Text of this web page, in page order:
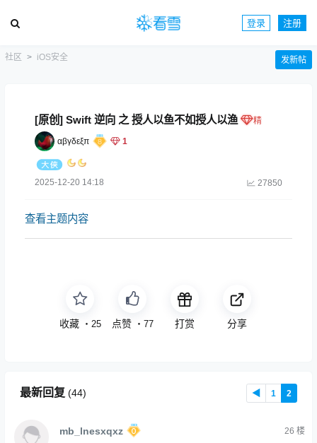
登录 注册
社区 iOS安全 发新帖
[原创] Swift 逆向 之 授人以鱼不如授人以渔
αβγδεξπ 1
2025-12-20 14:18 27850
查看主题内容
收藏 ・ 25 点赞 ・ 77 打赏 分享
最新回复 (44) ◀ 1 2
mb_lnesxqxz 26 楼